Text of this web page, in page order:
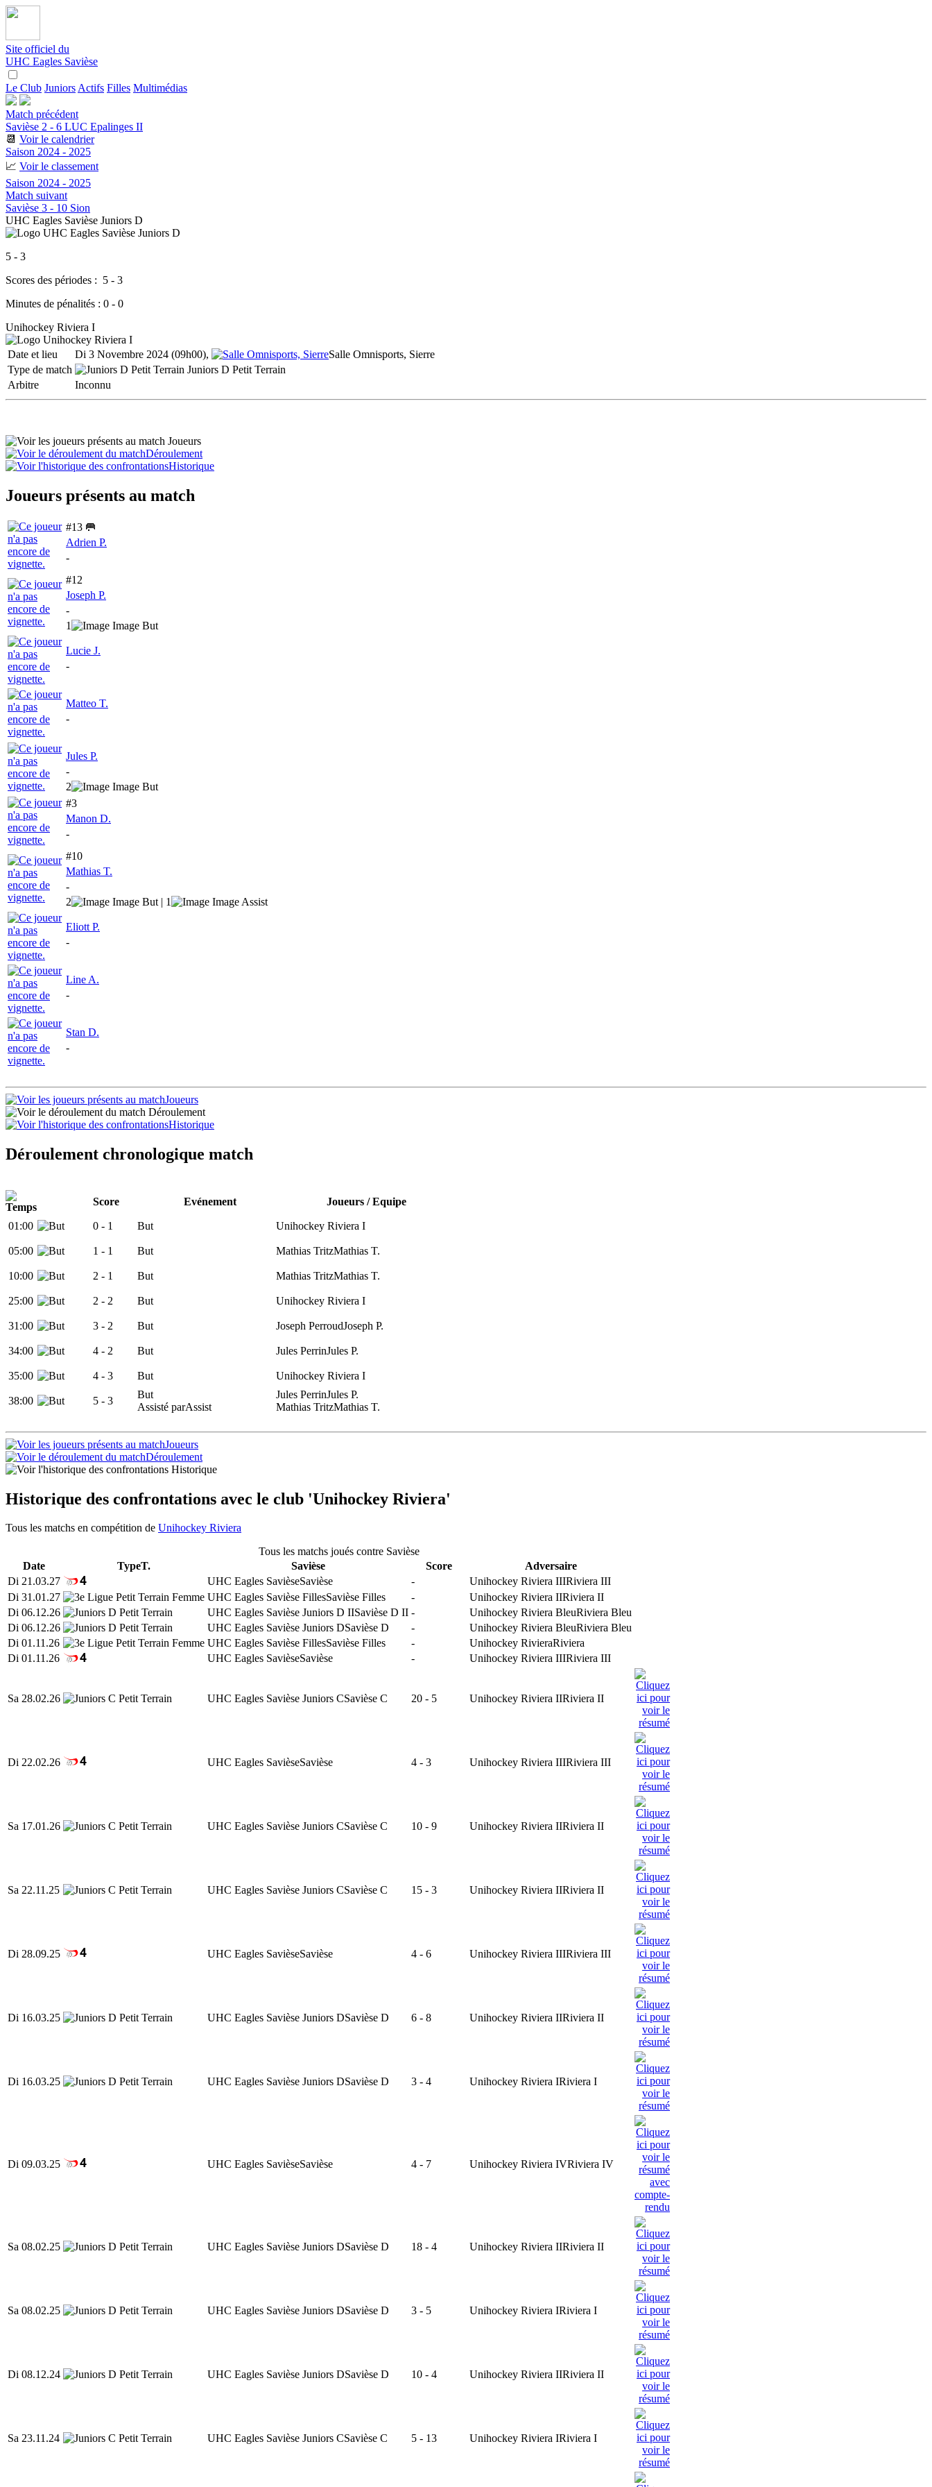
Site officiel du
UHC Eagles Savièse
Le Club Juniors Actifs Filles Multimédias
Match précédent
Savièse 2 - 6 LUC Epalinges II
📆 Voir le calendrier
Saison 2024 - 2025
📈 Voir le classement
Saison 2024 - 2025
Match suivant
Savièse 3 - 10 Sion
UHC Eagles Savièse Juniors D
5 - 3
Scores des périodes : 5 - 3
Minutes de pénalités : 0 - 0
Unihockey Riviera I
Date et lieu Di 3 Novembre 2024 (09h00),
Salle Omnisports, Sierre
Type de match
Juniors D Petit Terrain
Arbitre
Inconnu
Joueurs
Déroulement
Historique
Joueurs présents au match
#13 🥅
Adrien P.
-
#12
Joseph P.
-
1
Lucie J.
-
Matteo T.
-
Jules P.
-
2
#3
Manon D.
-
#10
Mathias T.
-
2
| 1
Eliott P.
-
Line A.
-
Stan D.
-
Joueurs
Déroulement
Historique
Déroulement chronologique match
Score Evénement Joueurs / Equipe
01:00 0 - 1 But Unihockey Riviera I
05:00 1 - 1 But Mathias TritzMathias T.
10:00 2 - 1 But Mathias TritzMathias T.
25:00 2 - 2 But Unihockey Riviera I
31:00 3- 2 But Joseph PerroudJoseph P.
34:00 4- 2 But Jules PerrinJules P.
35:00 4 - 3 But Unihockey Riviera I
38:00 5- 3
But Jules PerrinJules P.
Assisté parAssist Mathias TritzMathias T.
Joueurs
Déroulement
Historique
Historique des confrontations avec le club 'Unihockey Riviera'
Tous les matchs en compétition de Unihockey Riviera
Tous les matchs joués contre Savièse
Date
TypeT. Savièse Score
Adversaire
Di 21.03.27
UHC Eagles SavièseSavièse - Unihockey Riviera IIIRiviera III
Di 31.01.27
UHC Eagles Savièse FillesSavièse Filles - Unihockey Riviera IIRiviera II
Di 06.12.26
UHC Eagles Savièse Juniors D IISavièse D II - Unihockey Riviera BleuRiviera Bleu
Di 06.12.26
UHC Eagles Savièse Juniors DSavièse D - Unihockey Riviera BleuRiviera Bleu
Di 01.11.26
UHC Eagles Savièse FillesSavièse Filles - Unihockey RivieraRiviera
Di 01.11.26
UHC Eagles SavièseSavièse - Unihockey Riviera IIIRiviera III
Sa 28.02.26 UHC Eagles Savièse Juniors CSavièse C 20 - 5 Unihockey Riviera IIRiviera II
Di 22.02.26 UHC Eagles SavièseSavièse 4 - 3 Unihockey Riviera IIIRiviera III
Sa 17.01.26 UHC Eagles Savièse Juniors CSavièse C 10 - 9 Unihockey Riviera IIRiviera II
Sa 22.11.25 UHC Eagles Savièse Juniors CSavièse C 15 - 3 Unihockey Riviera IIRiviera II
Di 28.09.25 UHC Eagles SavièseSavièse 4 - 6 Unihockey Riviera IIIRiviera III
Di 16.03.25 UHC Eagles Savièse Juniors DSavièse D 6 - 8 Unihockey Riviera IIRiviera II
Di 16.03.25 UHC Eagles Savièse Juniors DSavièse D 3 - 4 Unihockey Riviera IRiviera I
Di 09.03.25 UHC Eagles SavièseSavièse 4 - 7 Unihockey Riviera IVRiviera IV
Sa 08.02.25 UHC Eagles Savièse Juniors DSavièse D 18 - 4 Unihockey Riviera IIRiviera II
Sa 08.02.25 UHC Eagles Savièse Juniors DSavièse D 3 - 5 Unihockey Riviera IRiviera I
Di 08.12.24 UHC Eagles Savièse Juniors DSavièse D 10 - 4 Unihockey Riviera IIRiviera II
Sa 23.11.24 UHC Eagles Savièse Juniors CSavièse C 5 - 13 Unihockey Riviera IRiviera I